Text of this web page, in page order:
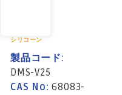
シリコーン
製品コード:
DMS-V25
CAS No:68083-